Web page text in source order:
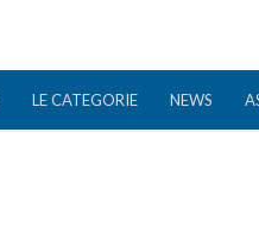
LE CATEGORIE NEWS